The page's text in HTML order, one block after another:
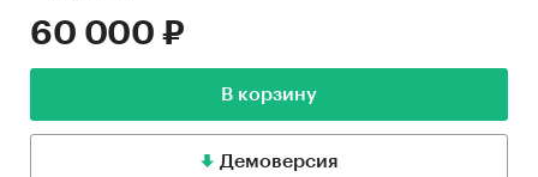
60 000 ₽
В корзину
Демоверсия